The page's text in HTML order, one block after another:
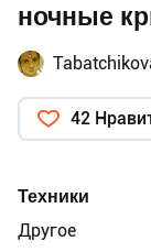
ночные
42
Техники
Другое